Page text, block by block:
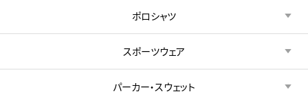
ポロシャツ
スポーツウェア
パーカー・スウェット